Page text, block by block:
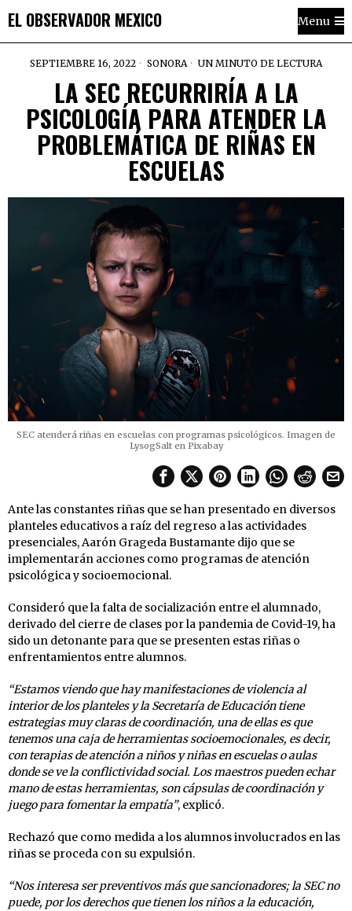
EL OBSERVADOR MEXICO Menu
SEPTIEMBRE 16, 2022 SONORA UN MINUTO DE LECTURA
LA SEC RECURRIRÍA A LA
PSICOLOGÍA PARA ATENDER LA
PROBLEMÁTICA DE RIÑAS EN
ESCUELAS
SEC atenderá riñas en escuelas con programas psicológicos. Imagen de
LysogSalt en Pixabay
Ante las constantes riñas que se han presentado en diversos
planteles educativos a raíz del regreso a las actividades
presenciales, Aarón Grageda Bustamante dijo que se
implementarán acciones como programas de atención
psicológica y socioemocional.
Consideró que la falta de socialización entre el alumnado,
derivado del cierre de clases por la pandemia de Covid-19, ha
sido un detonante para que se presenten estas riñas o
enfrentamientos entre alumnos.
“Estamos viendo que hay manifestaciones de violencia al
interior de los planteles y la Secretaría de Educación tiene
estrategias muy claras de coordinación, una de ellas es que
tenemos una caja de herramientas socioemocionales, es decir,
con terapias de atención a niños y niñas en escuelas o aulas
donde se ve la conflictividad social. Los maestros pueden echar
mano de estas herramientas, son cápsulas de coordinación y
juego para fomentar la empatía”, explicó.
Rechazó que como medida a los alumnos involucrados en las
riñas se proceda con su expulsión.
“Nos interesa ser preventivos más que sancionadores; la SEC no
puede, por los derechos que tienen los niños a la educación,